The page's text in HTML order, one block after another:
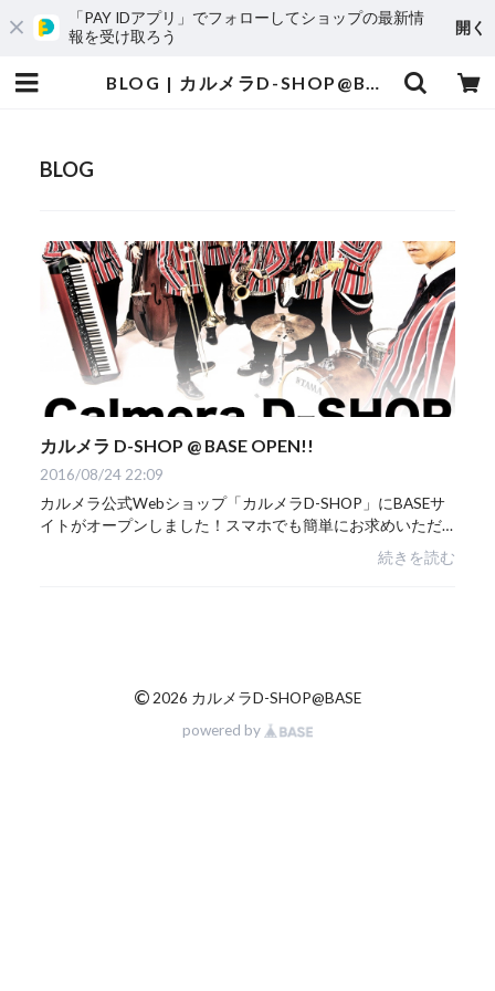
「PAY IDアプリ」でフォローしてショップの最新情
報を受け取ろう
開く
BLOG | カルメラD-SHOP@BASE
BLOG
カルメラ D-SHOP @ BASE OPEN!!
2016/08/24 22:09
カルメラ公式Webショップ「カルメラD-SHOP」にBASEサ
イトがオープンしました！スマホでも簡単にお求めいただ
けるように開設！こちらではクレジットや銀行振込でのお
続きを読む
©2026 カルメラD-SHOP@BASE
powered by